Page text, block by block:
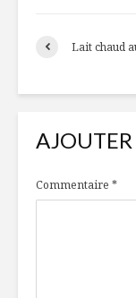
Lait chaud
Commentaire *